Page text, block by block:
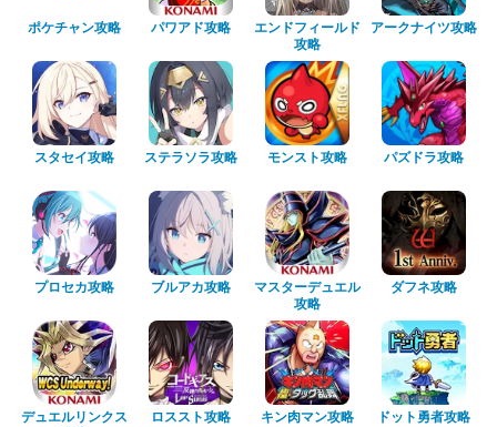
ポケチャン攻略 パワアド攻略
エンドフィールド
攻略
アークナイツ攻略
スタセイ攻略 ステラソラ攻略 モンスト攻略 パズドラ攻略
プロセカ攻略 ブルアカ攻略
マスターデュエル
攻略
ダフネ攻略
デュエルリンクス
ロススト攻略 キン肉マン攻略 ドット勇者攻略